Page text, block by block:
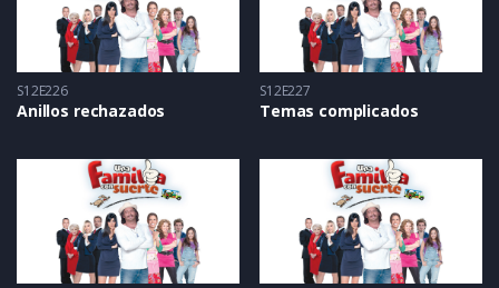
S12E226
Anillos rechazados
S12E227
Temas complicados